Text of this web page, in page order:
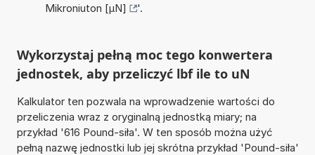
Mikroniuton [µN]
'.
Wykorzystaj pełną moc tego konwertera
jednostek, aby przeliczyć lbf ile to uN
Kalkulator ten pozwala na wprowadzenie wartości do
przeliczenia wraz z oryginalną jednostką miary; na
przykład '616 Pound-siła'. W ten sposób można użyć
pełną nazwę jednostki lub jej skrótna przykład 'Pound-siła'